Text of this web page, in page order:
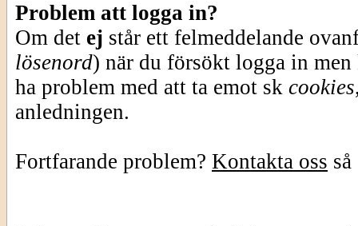
Problem att logga in?
Om det ej står ett felmeddelande
lösenord) när du försökt logga in
ha problem med att ta emot sk cookies
anledningen.
Fortfarande problem? Kontakta oss